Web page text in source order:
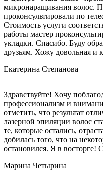
микронаращивания волос.
проконсультировали по
Стоимость услуги
работы мастер
укладки. Спасибо. Буду
друзьям. Хожу довольная и
Екатерина Степанова
Здравствуйте! Хочу
профессионализм и
отметить, что результат
лазерной эпиляции волос
те, которые остались,
добилась того, что на
остановился. Я в восторге!
Марина Четырина